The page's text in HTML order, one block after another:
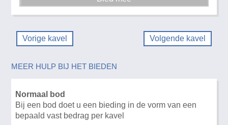
Vorige kavel Volgende kavel
MEER HULP BIJ HET BIEDEN
Normaal bod
Bij een bod doet u een bieding in de vorm van een
bepaald vast bedrag per kavel